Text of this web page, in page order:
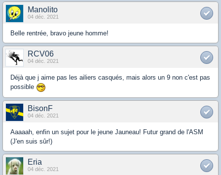
Manolito
04 déc. 2021
Belle rentrée, bravo jeune homme!
RCV06
04 déc. 2021
Déjà que j aime pas les ailiers casqués, mais alors un 9 non c'est pas
possible
BisonF
04 déc. 2021
Aaaaah, enfin un sujet pour le jeune Jauneau! Futur grand de l'ASM
(J'en suis sûr!)
Eria
04 déc. 2021